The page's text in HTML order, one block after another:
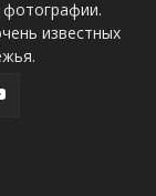
фотографии.
известных